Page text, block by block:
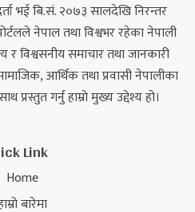
भई बि.सं. २०७३ सालदेखि निरन्तर
नेपाल तथा विश्वभर रहेका नेपाली
विश्वसनीय समाचार तथा जानकारी
आर्थिक तथा प्रवासी नेपालीका
प्रस्तुत गर्नु हाम्रो मुख्य उद्देश्य हो।
Link
Home
बारेमा